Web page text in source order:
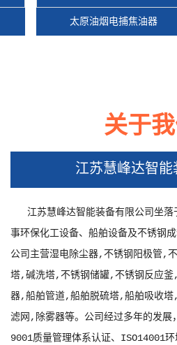
太原油烟电捕焦油器
太原油烟电捕焦油器
关于
江苏慧峰达智能
江苏慧峰达智能装备有限公司坐
事环保化工设备、船舶设备及不锈钢
公司主营湿电除尘器,不锈钢阳极管,
塔,碱洗塔,不锈钢储罐,不锈钢反应
器,船舶管道,船舶脱硫塔,船舶吸收
滤网,除雾器等。公司经过多年的发展
9001质量管理体系认证、ISO14001